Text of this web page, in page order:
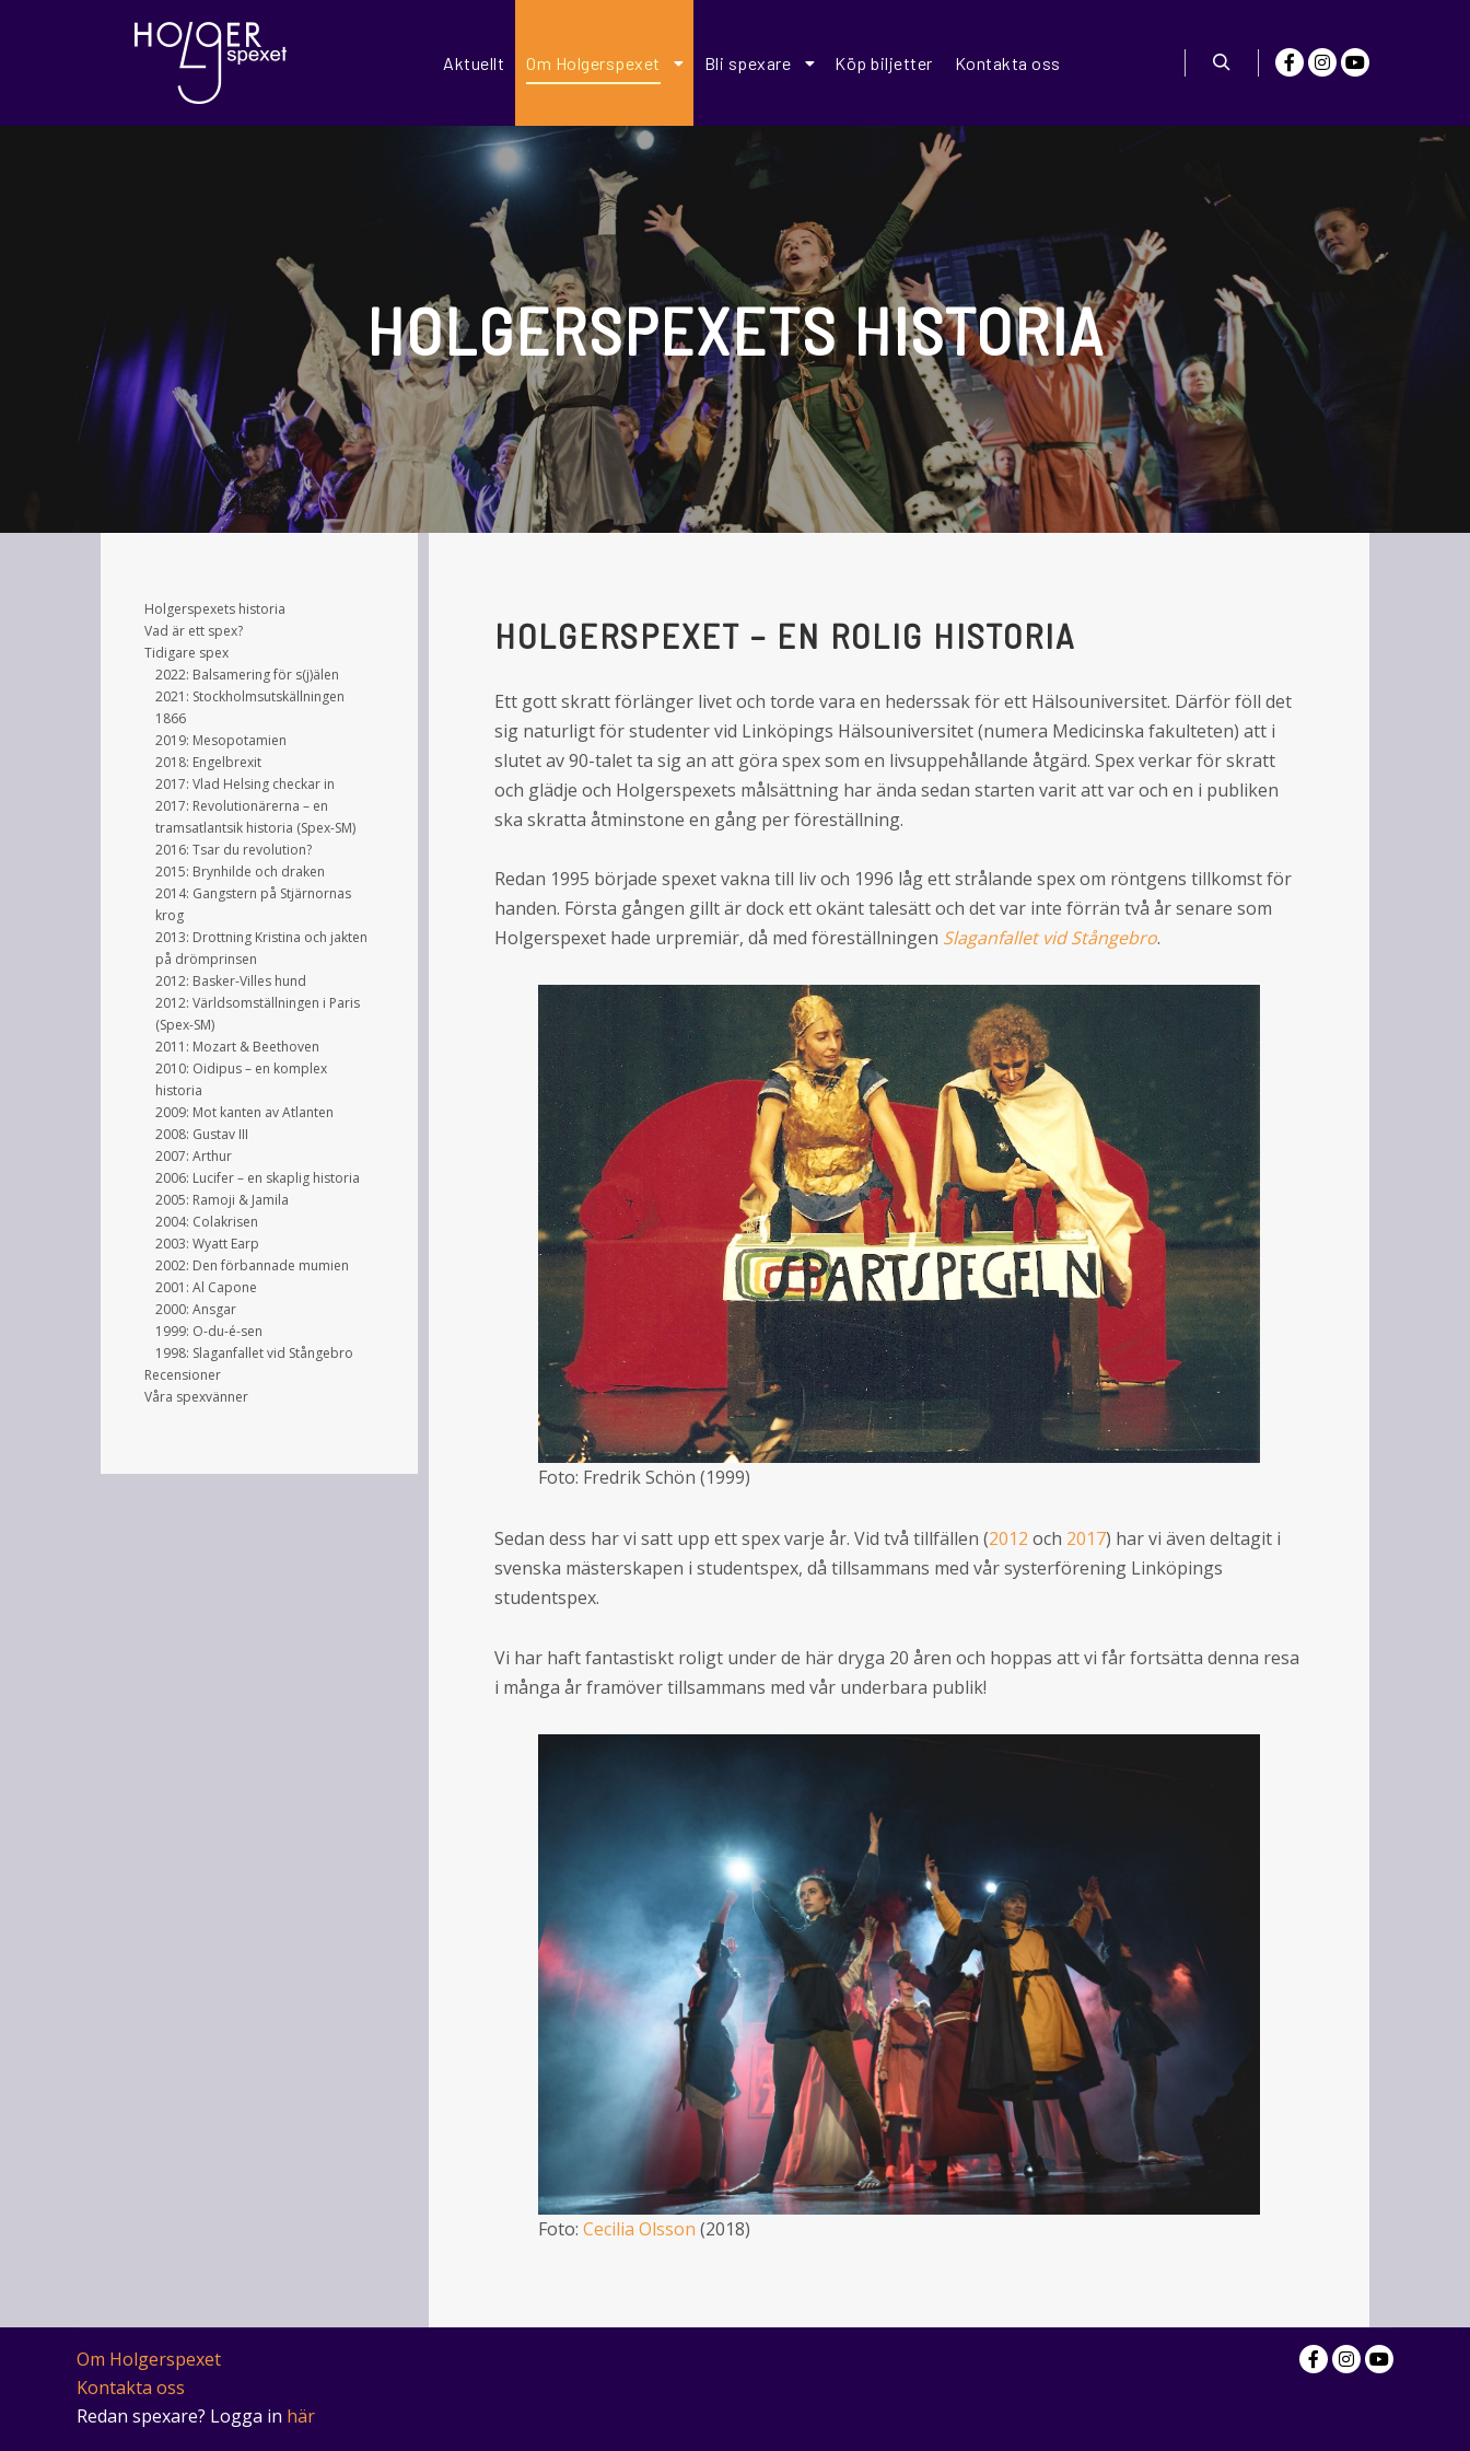
Aktuellt Om Holgerspexet Bli spexare Köp biljetter Kontakta oss
HOLGERSPEXETS HISTORIA
HOLGERSPEXET – EN ROLIG HISTORIA
Ett gott skratt förlänger livet och torde vara en hederssak för ett Hälsouniversitet. Därför föll det
sig naturligt för studenter vid Linköpings Hälsouniversitet (numera Medicinska fakulteten) att i
slutet av 90-talet ta sig an att göra spex som en livsuppehållande åtgärd. Spex verkar för skratt
och glädje och Holgerspexets målsättning har ända sedan starten varit att var och en i publiken
ska skratta åtminstone en gång per föreställning.
Redan 1995 började spexet vakna till liv och 1996 låg ett strålande spex om röntgens tillkomst för
handen. Första gången gillt är dock ett okänt talesätt och det var inte förrän två år senare som
Holgerspexet hade urpremiär, då med föreställningen Slaganfallet vid Stångebro.
Foto: Fredrik Schön (1999)
Sedan dess har vi satt upp ett spex varje år. Vid två tillfällen (2012 och 2017) har vi även deltagit i
svenska mästerskapen i studentspex, då tillsammans med vår systerförening Linköpings
studentspex.
Vi har haft fantastiskt roligt under de här dryga 20 åren och hoppas att vi får fortsätta denna resa
i många år framöver tillsammans med vår underbara publik!
Foto: Cecilia Olsson (2018)
Holgerspexets historia
Vad är ett spex?
Tidigare spex
2022: Balsamering för s(j)älen
2021: Stockholmsutskällningen
1866
2019: Mesopotamien
2018: Engelbrexit
2017: Vlad Helsing checkar in
2017: Revolutionärerna – en
tramsatlantsik historia (Spex-SM)
2016: Tsar du revolution?
2015: Brynhilde och draken
2014: Gangstern på Stjärnornas
krog
2013: Drottning Kristina och jakten
på drömprinsen
2012: Basker-Villes hund
2012: Världsomställningen i Paris
(Spex-SM)
2011: Mozart & Beethoven
2010: Oidipus – en komplex
historia
2009: Mot kanten av Atlanten
2008: Gustav III
2007: Arthur
2006: Lucifer – en skaplig historia
2005: Ramoji & Jamila
2004: Colakrisen
2003: Wyatt Earp
2002: Den förbannade mumien
2001: Al Capone
2000: Ansgar
1999: O-du-é-sen
1998: Slaganfallet vid Stångebro
Recensioner
Våra spexvänner
Om Holgerspexet
Kontakta oss
Redan spexare? Logga in här